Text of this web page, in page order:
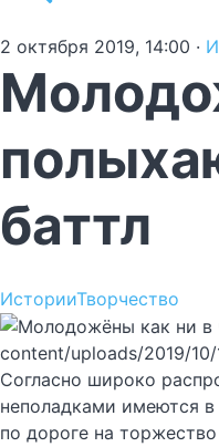
2 октября 2019, 14:00 ·
баттл
ИсторииТворчество
content/uploads/2019/
Согласно широко
неполадками имеются
по дороге на